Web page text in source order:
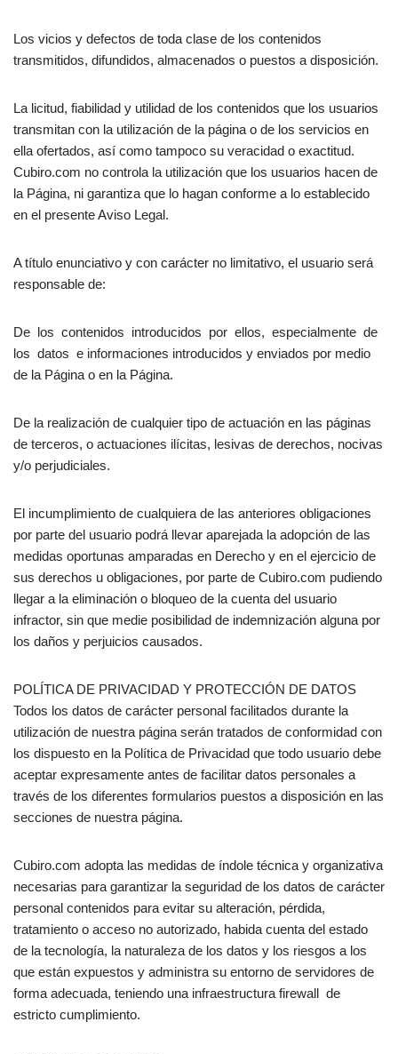
Los vicios y defectos de toda clase de los contenidos
transmitidos, difundidos, almacenados o puestos a disposición.
La licitud, fiabilidad y utilidad de los contenidos que los usuarios
transmitan con la utilización de la página o de los servicios en
ella ofertados, así como tampoco su veracidad o exactitud.
Cubiro.com no controla la utilización que los usuarios hacen de
la Página, ni garantiza que lo hagan conforme a lo establecido
en el presente Aviso Legal.
A título enunciativo y con carácter no limitativo, el usuario será
responsable de:
De los contenidos introducidos por ellos, especialmente de
los datos e informaciones introducidos y enviados por medio
de la Página o en la Página.
De la realización de cualquier tipo de actuación en las páginas
de terceros, o actuaciones ilícitas, lesivas de derechos, nocivas
y/o perjudiciales.
El incumplimiento de cualquiera de las anteriores obligaciones
por parte del usuario podrá llevar aparejada la adopción de las
medidas oportunas amparadas en Derecho y en el ejercicio de
sus derechos u obligaciones, por parte de Cubiro.com pudiendo
llegar a la eliminación o bloqueo de la cuenta del usuario
infractor, sin que medie posibilidad de indemnización alguna por
los daños y perjuicios causados.
POLÍTICA DE PRIVACIDAD Y PROTECCIÓN DE DATOS
Todos los datos de carácter personal facilitados durante la
utilización de nuestra página serán tratados de conformidad con
los dispuesto en la Política de Privacidad que todo usuario debe
aceptar expresamente antes de facilitar datos personales a
través de los diferentes formularios puestos a disposición en las
secciones de nuestra página.
Cubiro.com adopta las medidas de índole técnica y organizativa
necesarias para garantizar la seguridad de los datos de carácter
personal contenidos para evitar su alteración, pérdida,
tratamiento o acceso no autorizado, habida cuenta del estado
de la tecnología, la naturaleza de los datos y los riesgos a los
que están expuestos y administra su entorno de servidores de
forma adecuada, teniendo una infraestructura firewall de
estricto cumplimiento.